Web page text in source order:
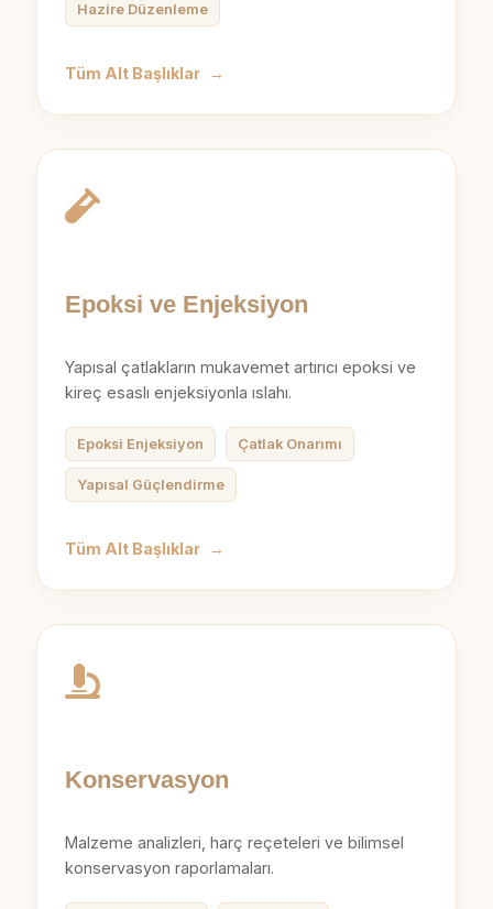
Hazire Düzenleme
Tüm Alt Başlıklar →
Epoksi ve Enjeksiyon
Yapısal çatlakların mukavemet artırıcı epoksi ve
kireç esaslı enjeksiyonla ıslahı.
Epoksi Enjeksiyon Çatlak Onarımı
Yapısal Güçlendirme
Tüm Alt Başlıklar →
Konservasyon
Malzeme analizleri, harç reçeteleri ve bilimsel
konservasyon raporlamaları.